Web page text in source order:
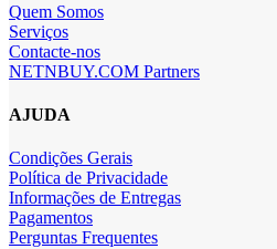
Quem Somos
Serviços
Contacte-nos
NETNBUY.COM Partners
AJUDA
Condições Gerais
Política de Privacidade
Informações de Entregas
Pagamentos
Perguntas Frequentes